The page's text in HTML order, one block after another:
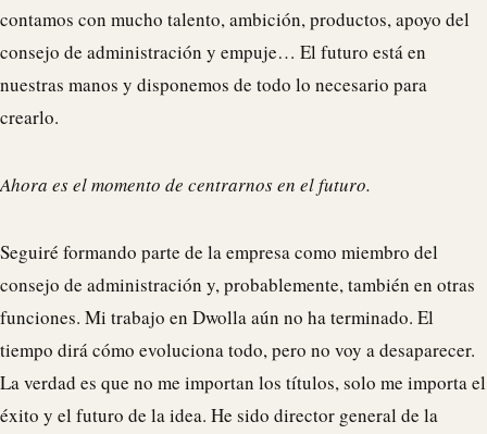
contamos con mucho talento, ambición, productos, apoyo del
consejo de administración y empuje… El futuro está en
nuestras manos y disponemos de todo lo necesario para
crearlo.
Ahora es el momento de centrarnos en el futuro.
Seguiré formando parte de la empresa como miembro del
consejo de administración y, probablemente, también en otras
funciones. Mi trabajo en Dwollaaún no ha terminado. El
tiempo dirá cómo evoluciona todo, pero no voy a desaparecer.
La verdad es que no me importan los títulos, solo me importa el
éxito y el futuro de la idea. He sido director general de la